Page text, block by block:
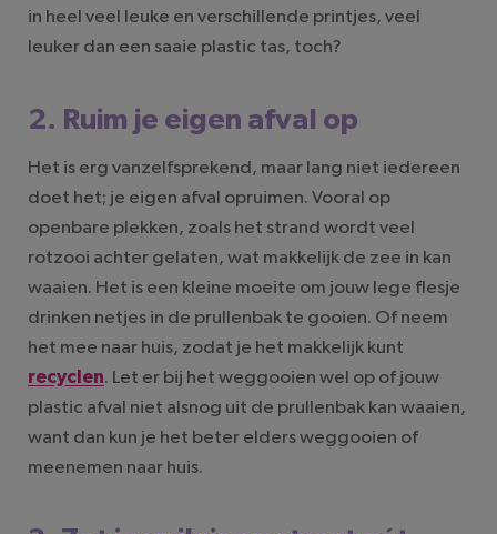
in heel veel leuke en verschillende printjes, veel
leuker dan een saaie plastic tas, toch?
2. Ruim je eigen afval op
Het is erg vanzelfsprekend, maar lang niet iedereen
doet het; je eigen afval opruimen. Vooral op
openbare plekken, zoals het strand wordt veel
rotzooi achter gelaten, wat makkelijk de zee in kan
waaien. Het is een kleine moeite om jouw lege flesje
drinken netjes in de prullenbak te gooien. Of neem
het mee naar huis, zodat je het makkelijk kunt
recyclen. Let er bij het weggooien wel op of jouw
plastic afval niet alsnog uit de prullenbak kan waaien,
want dan kun je het beter elders weggooien of
meenemen naar huis.